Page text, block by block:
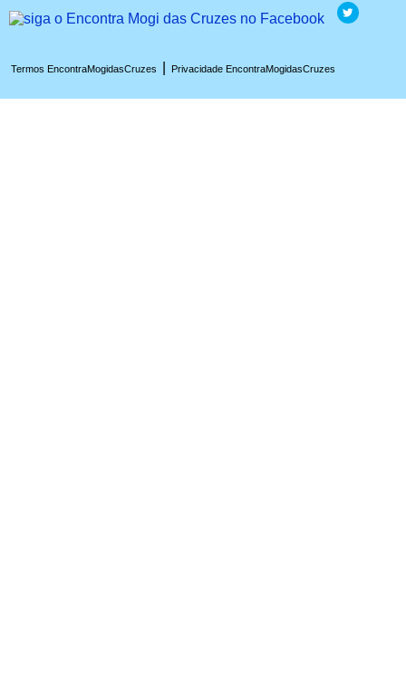
Termos EncontraMogidasCruzes Privacidade EncontraMogidasCruzes